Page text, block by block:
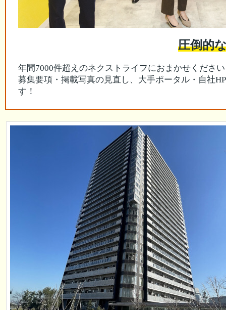
圧倒的
年間7000件超えのネクストライフにおまかせくださ
募集要項・掲載写真の見直し、大手ポータル・自社
す！